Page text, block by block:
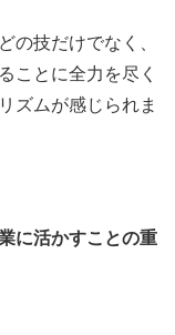
の技だけでなく、
ことに全力を尽く
ズムが感じられま
に活かすことの重